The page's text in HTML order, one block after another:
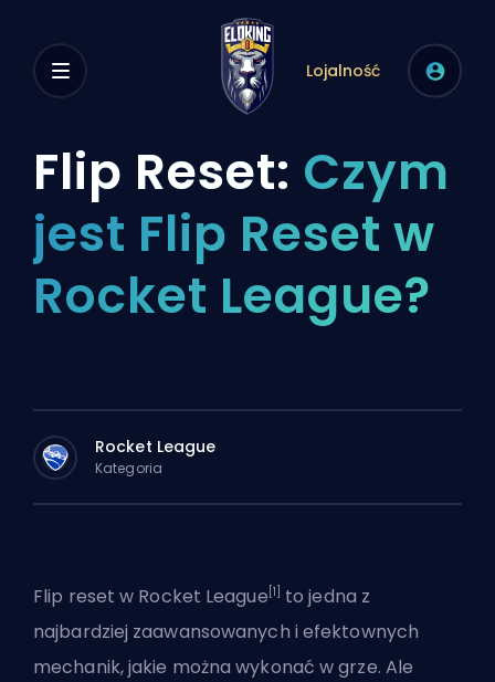
Lojalność
Flip Reset: Czym
jest Flip Reset w
Rocket League?
Rocket League
Kategoria
Flip reset w Rocket League [1]
to jedna z
najbardziej zaawansowanych i efektownych
mechanik, jakie można wykonać w grze. Ale